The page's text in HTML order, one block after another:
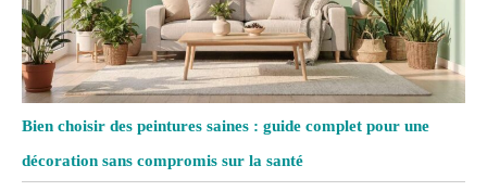
Bien choisir des peintures saines : guide complet pour une
décoration sans compromis sur la santé